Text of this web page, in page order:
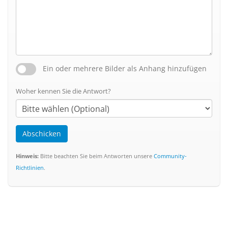
Ein oder mehrere Bilder als Anhang hinzufügen
Woher kennen Sie die Antwort?
Abschicken
Hinweis: Bitte beachten Sie beim Antworten unsere Community-
Richtlinien.